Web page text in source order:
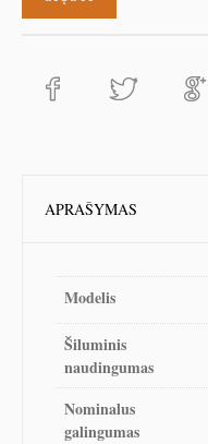
APRAŠYMAS
Modelis
Šiluminis
naudingumas
Nominalus
galingumas